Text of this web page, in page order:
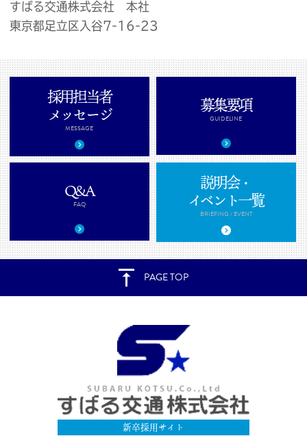
すばる交通株式会社 本社
東京都足立区入谷7-16-23
採用担当者
メッセージ
MESSAGE
募集要項
GUIDELINE
Q&A
FAQ
説明会・
イベント一覧
BRIEFING / EVENT
PAGE TOP
新卒採用サイト